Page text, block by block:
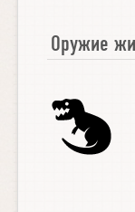
Оружие